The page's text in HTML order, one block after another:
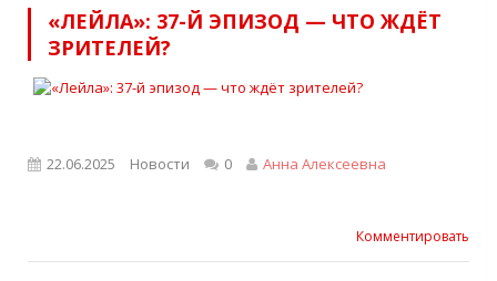
«ЛЕЙЛА»: 37-Й ЭПИЗОД — ЧТО ЖДЁТ
ЗРИТЕЛЕЙ?
22.06.2025 Новости 0 Анна Алексеевна
Комментировать